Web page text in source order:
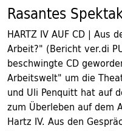
Rasantes
HARTZ IV AUF CD | Aus
Arbeit?" (Bericht ver.di
beschwingte CD
Arbeitswelt" um die
und Uli Penquitt hat auf
zum Überleben auf dem
Hartz IV. Aus den